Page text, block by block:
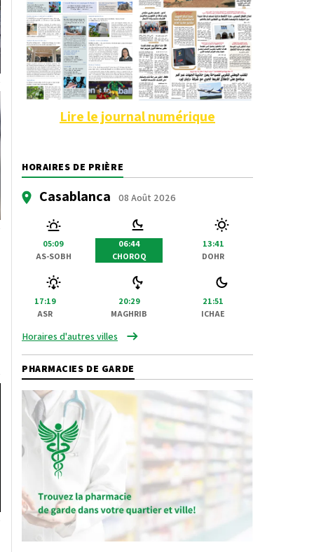
Lire le journal numérique
HORAIRES DE PRIÈRE
Casablanca 08 Août 2026
05:09
AS-SOBH
06:44
CHOROQ
13:41
DOHR
17:19
ASR
20:29
MAGHRIB
21:51
ICHAE
Horaires d'autres villes
PHARMACIES DE GARDE